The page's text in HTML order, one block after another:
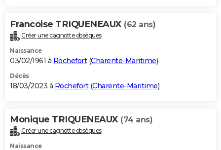
Francoise TRIQUENEAUX (62 ans)
Créer une cagnotte obsèques
Naissance
03/02/1961 à Rochefort(Charente-Maritime)
Décès
18/03/2023 à Rochefort(Charente-Maritime)
Monique TRIQUENEAUX (74 ans)
Créer une cagnotte obsèques
Naissance